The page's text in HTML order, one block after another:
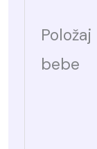
Položaj
bebe